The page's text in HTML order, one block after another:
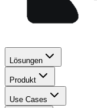
Lösungen
Produkt
Use Cases